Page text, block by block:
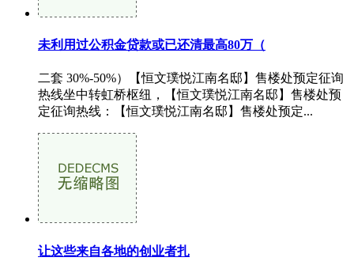
未利用过公积金贷款或已还清最高80万（
二套 30%-50%）【恒文璞悦江南名邸】售楼处预定征询
热线坐中转虹桥枢纽，【恒文璞悦江南名邸】售楼处预
定征询热线：【恒文璞悦江南名邸】售楼处预定...
让这些来自各地的创业者扎